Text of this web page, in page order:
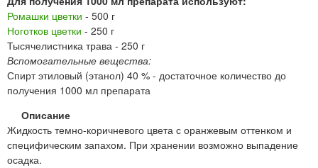
Ромашки цветки - 500 г
Ноготков цветки - 250 г
Тысячелистника трава - 250 г
Вспомогательные вещества:
Спирт этиловый (этанол) 40 % - достаточное количество до
получения 1000 мл препарата
Описание
Жидкость темно-коричневого цвета с оранжевым оттенком и
специфическим запахом. При хранении возможно выпадение
осадка.